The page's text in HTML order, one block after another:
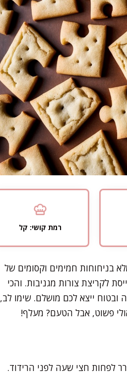
רמת קושי: קל
בניחוחות חמימים וקסומים של
לקריצת צורות מגניבות. והכי
ייצא לכם מושלם. שימו לב,
פשוט, אבל הטעם? מעלף!
לנוח במקרר לפחות חצי שעה לפני הרידוד.